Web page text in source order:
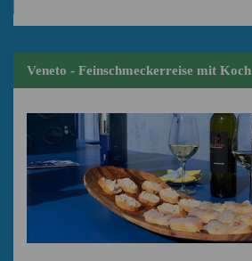
Veneto - Feinschmeckerreise mit Koch